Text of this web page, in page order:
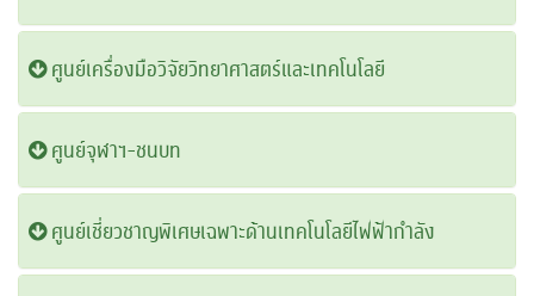
ศูนย์เครื่องมือวิจัยวิทยาศาสตร์และเทคโนโลยี
ศูนย์จุฬาฯ-ชนบท
ศูนย์เชี่ยวชาญพิเศษเฉพาะด้านเทคโนโลยีไฟฟ้ากำลัง